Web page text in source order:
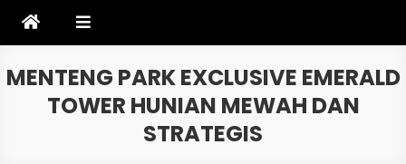
MENTENG PARK EXCLUSIVE EMERALD
TOWER HUNIAN MEWAH DAN
STRATEGIS